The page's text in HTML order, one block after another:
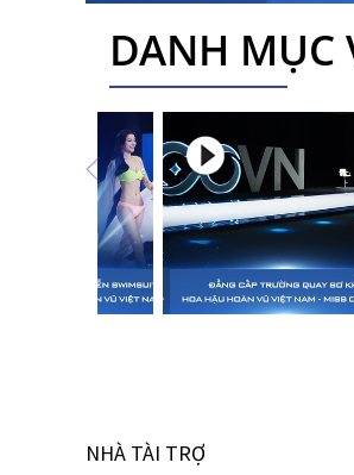
DANH MỤC
NHÀ TÀI TRỢ